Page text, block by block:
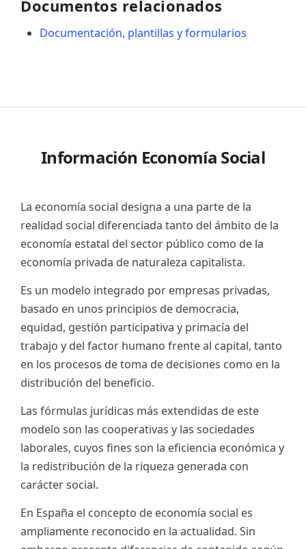
Documentos relacionados
Documentación, plantillas y formularios
Información Economía Social
La economía social designa a una parte de la
realidad social diferenciada tanto del ámbito de la
economía estatal del sector público como de la
economía privada de naturaleza capitalista.
Es un modelo integrado por empresas privadas,
basado en unos principios de democracia,
equidad, gestión participativa y primacía del
trabajo y del factor humano frente al capital, tanto
en los procesos de toma de decisiones como en la
distribución del beneficio.
Las fórmulas jurídicas más extendidas de este
modelo son las cooperativas y las sociedades
laborales, cuyos fines son la eficiencia económica y
la redistribución de la riqueza generada con
carácter social.
En España el concepto de economía social es
ampliamente reconocido en la actualidad. Sin